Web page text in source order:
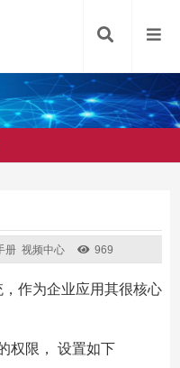
册 视频中心 969
作为企业应用其很核心
权限， 设置如下